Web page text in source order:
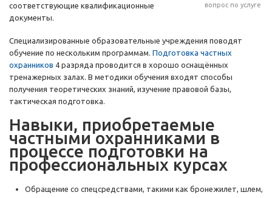
вопрос по услуге
соответствующие квалификационные
документы.
Специализированные образовательные учреждения поводят
обучение по нескольким программам. Подготовка частных
охранников 4 разряда проводится в хорошо оснащённых
тренажерных залах. В методики обучения входят способы
получения теоретических знаний, изучение правовой базы,
тактическая подготовка.
Навыки, приобретаемые
частными охранниками в
процессе подготовки на
профессиональных курсах
Обращение со спецсредствами, такими как бронежилет, шлем,